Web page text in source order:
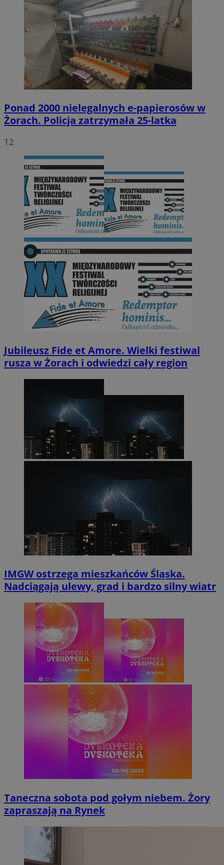
Ponad 2000 nielegalnych e-papierosów w
Żorach. Policja zatrzymała 25-latka
12
Jubileusz Fide et Amore. Wielki festiwal
rusza w Żorach i odwiedzi cały region
IMGW ostrzega mieszkańców Śląska.
Nadciągają ulewy, grad i bardzo silny wiatr
Taneczna sobota pod gołym niebem. Żory
zapraszają na Rynek